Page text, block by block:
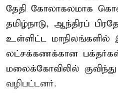
தேதி கோலாகலமாக
தமிழ்நாடு, ஆந்திரப்
உள்ளிட்ட மாநிலங்களில்
லட்சக்கணக்கான பக்தர்கள்
மலைக்கோவிலில்
வழிபட்டனர்.